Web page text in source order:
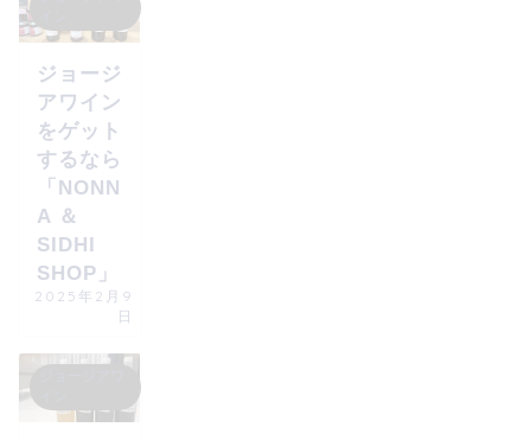
ジョージ
アワイン
をゲット
するなら
「NONN
A ＆
SIDHI
SHOP」
2025年2月9
日